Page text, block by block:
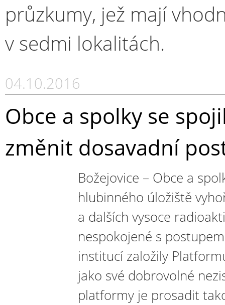
průzkumy, jež mají
v sedmi lokalitách.
04.10.2016
Obce a spolky se
změnit dosavadní
Božejovice – Obce a
hlubinného úložiště
a dalších vysoce
nespokojené s
institucí založily
jako své dobrovolné
platformy je prosadit